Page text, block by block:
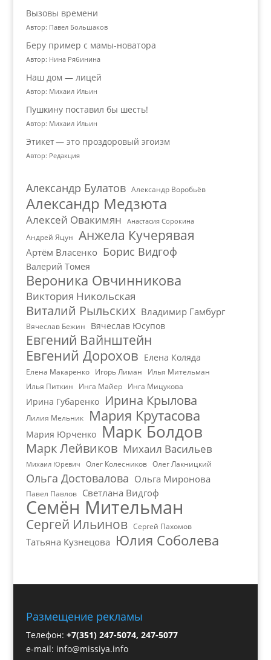
Вызовы времени
Автор: Павел Большаков
Беру пример с мамы-новатора
Автор: Нина Рябинина
Наш дом — лицей
Автор: Михаил Ильин
Пушкину поставил бы шесть!
Автор: Михаил Ильин
Этикет — это проздоровый эгоизм
Автор: Редакция
Александр Булатов Александр Воробьёв
Александр Медзюта
Алексей Овакимян Анастасия Сорокина
Андрей Яцун Анжела Кучерявая
Артём Власенко Борис Видгоф
Валерий Томея
Вероника Овчинникова
Виктория Никольская
Виталий Рыльских Владимир Гамбург
Вячеслав Бежин Вячеслав Юсупов
Евгений Вайнштейн
Евгений Дорохов Елена Коляда
Елена Макаренко Игорь Лиман
Илья Мительман
Илья Питкин
Инга Майер Инга Мицукова
Ирина Губаренко Ирина Крылова
Лилия Мельник Мария Крутасова
Мария Юрченко Марк Болдов
Марк Лейвиков Михаил Васильев
Михаил Юревич Олег Колесников Олег Лакницкий
Ольга Достовалова Ольга Миронова
Павел Павлов Светлана Видгоф
Семён Мительман
Сергей Ильинов Сергей Пахомов
Татьяна Кузнецова Юлия Соболева
Размещение рекламы
Телефон: +7(351) 247-5074, 247-5077
e-mail: info@missiya.info